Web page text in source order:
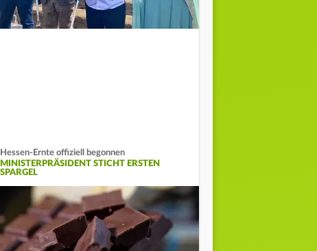
Hessen-Ernte offiziell begonnen
MINISTERPRÄSIDENT STICHT ERSTEN
SPARGEL